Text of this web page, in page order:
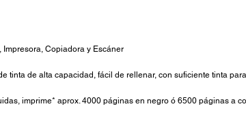
Impresora, Copiadora y Escáner
tinta de alta capacidad, fácil de rellenar, con suficiente tinta
imprime* aprox. 4000 páginas en negro ó 6500 páginas a